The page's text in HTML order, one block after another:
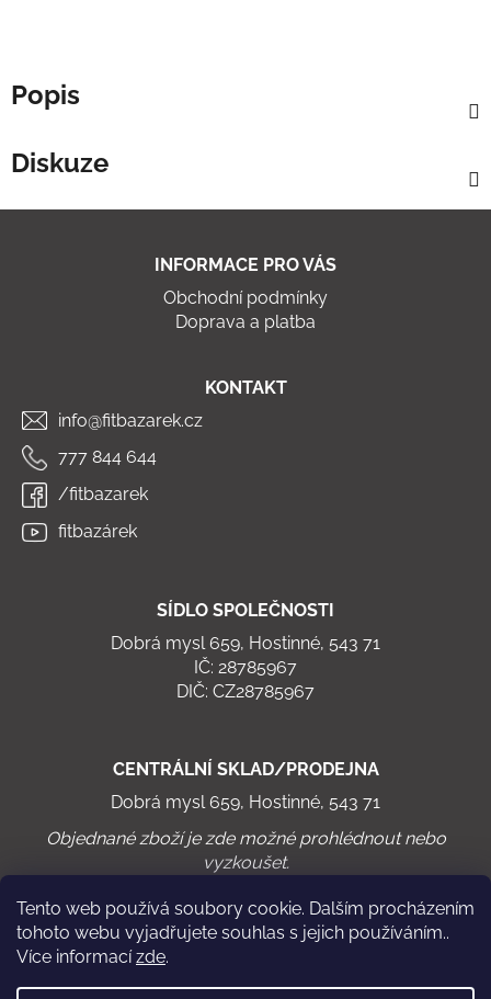
Tento web používá soubory cookie. Dalším procházením
tohoto webu vyjadřujete souhlas s jejich používáním..
Více informacízde.
Popis
Diskuze
INFORMACE PRO VÁS
Obchodní podmínky
Doprava a platba
KONTAKT
info@fitbazarek.cz
777 844 644
/fitbazarek
fitbazárek
SÍDLO SPOLEČNOSTI
Dobrá mysl 659, Hostinné, 543 71
IČ: 28785967
DIČ: CZ28785967
CENTRÁLNÍ SKLAD/PRODEJNA
Dobrá mysl 659, Hostinné, 543 71
Objednané zboží je zde možné prohlédnout nebo
vyzkoušet.